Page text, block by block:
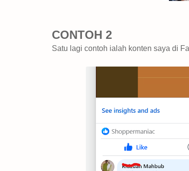
CONTOH 2
Satu lagi contoh ialah konten saya di